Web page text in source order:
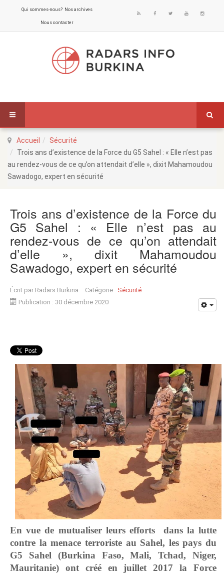
Qui sommes-nous? Nos archives
Nous contacter
Accueil
Sécurité
Trois ans d’existence de la Force du G5 Sahel : « Elle n’est pas
au rendez-vous de ce qu’on attendait d’elle », dixit Mahamoudou
Sawadogo, expert en sécurité
Trois ans d’existence de la Force du
G5 Sahel : « Elle n’est pas au
rendez-vous de ce qu’on attendait
d’elle », dixit Mahamoudou
Sawadogo, expert en sécurité
Écrit par Radars Burkina Catégorie : Sécurité
Publication : 30 décembre 2020
En vue de mutualiser leurs efforts dans la lutte
contre la menace terroriste au Sahel, les pays du
G5 Sahel (Burkina Faso, Mali, Tchad, Niger,
Mauritanie) ont créé en juillet 2017 la Force